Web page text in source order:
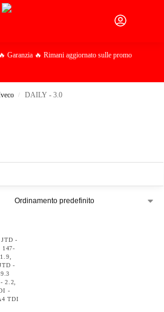
Garanzia 🔥 Rimani aggiornato sulle promo
/ DAILY - 3.0
JTD -
147-
-
9.3
2.2
-
TDI